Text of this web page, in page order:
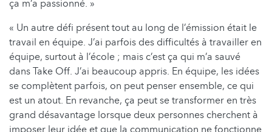
ça m’a passionné. »
« Un autre défi présent tout au long de l’émission était le
travail en équipe. J’ai parfois des difficultés à travailler en
équipe, surtout à l’école ; mais c’est ça qui m’a sauvé
dans Take Off. J’ai beaucoup appris. En équipe, les idées
se complètent parfois, on peut penser ensemble, ce qui
est un atout. En revanche, ça peut se transformer en très
grand désavantage lorsque deux personnes cherchent à